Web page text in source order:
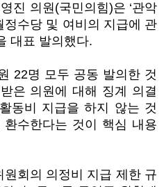
진 의원 (국민의힘)은 ‘관악
정수당 및 여비의 지급에 관
대표 발의했다.
22명 모두 공동 발의한 것
은 의원에 대해 징계 의결
동비 지급을 하지 않는 것
수한다는 것이 핵심 내용
회의 의정비 지급 제한 규